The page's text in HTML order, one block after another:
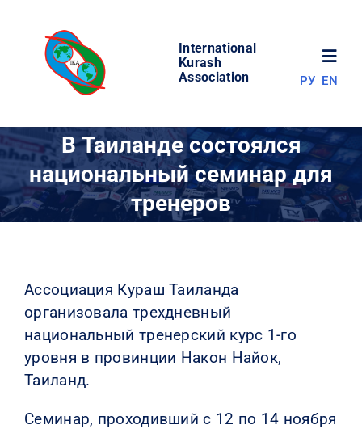
content
International
Kurash
Association
МИР КУРАША
СОРЕВНОВАНИЯ
РЕЗУЛЬТАТЫ
КОНТАКТЫ
РУ EN
В Таиланде состоялся
национальный семинар для
тренеров
Ассоциация Кураш Таиланда
организовала трехдневный
национальный тренерский курс 1-го
уровня в провинции Након Найок,
Таиланд.
Семинар, проходивший с 12 по 14 ноября